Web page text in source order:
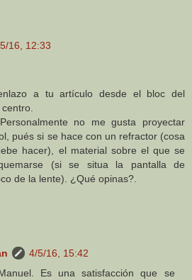
16, 12:33
a tu artículo desde el bloc del
no me gusta proyectar
pués si se hace con un refractor (cosa
hacer), el material sobre el que se
(si se situa la pantalla de
de la lente). ¿Qué opinas?.
4/5/16, 15:42
Es una satisfacción que se